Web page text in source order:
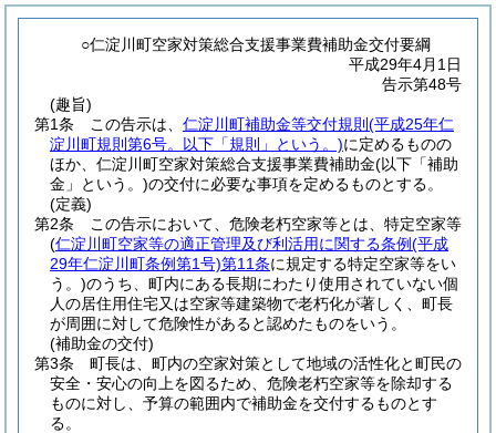
○仁淀川町空家対策総合支援事業費補助金交付要綱
平成29年4月1日
告示第48号
(趣旨)
第1条
この告示は、 仁淀川町補助金等交付規則 (平成25年仁
淀川町規則第6号。以下「規則」という。)に定めるものの
ほか、仁淀川町空家対策総合支援事業費補助金(以下「補助
金」という。)の交付に必要な事項を定めるものとする。
(定義)
第2条
この告示において、危険老朽空家等とは、特定空家等
(仁淀川町空家等の適正管理及び利活用に関する条例(平成
29年仁淀川町条例第1号)第11条に規定する特定空家等をい
う。)のうち、町内にある長期にわたり使用されていない個
人の居住用住宅又は空家等建築物で老朽化が著しく、町長
が周囲に対して危険性があると認めたものをいう。
(補助金の交付)
第3条
町長は、町内の空家対策として地域の活性化と町民の
安全・安心の向上を図るため、危険老朽空家等を除却する
ものに対し、予算の範囲内で補助金を交付するものとす
る。